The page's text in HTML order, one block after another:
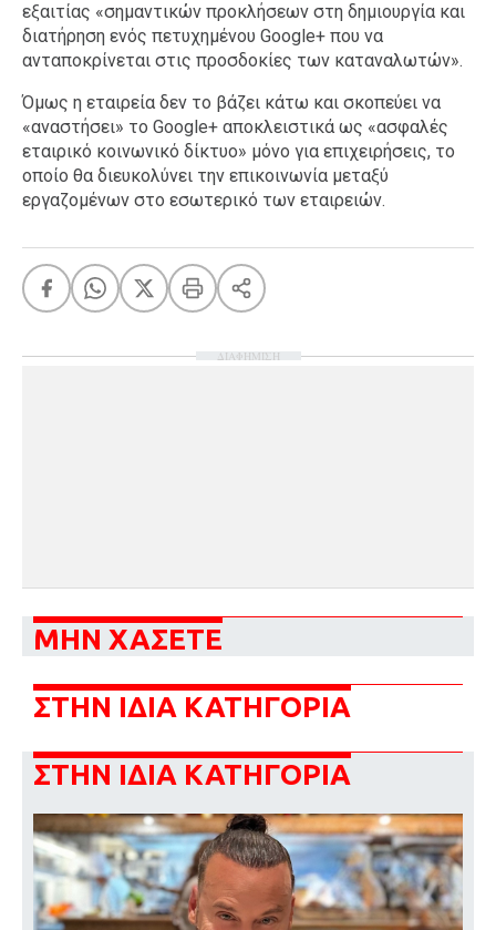
εξαιτίας «σημαντικών προκλήσεων στη δημιουργία και
διατήρηση ενός πετυχημένου Google+ που να
ανταποκρίνεται στις προσδοκίες των καταναλωτών».
Όμως η εταιρεία δεν το βάζει κάτω και σκοπεύει να
«αναστήσει» το Google+ αποκλειστικά ως «ασφαλές
εταιρικό κοινωνικό δίκτυο» μόνο για επιχειρήσεις, το
οποίο θα διευκολύνει την επικοινωνία μεταξύ
εργαζομένων στο εσωτερικό των εταιρειών.
ΔΙΑΦΗΜΙΣΗ
ΜΗΝ ΧΑΣΕΤΕ
ΣΤΗΝ ΙΔΙΑ ΚΑΤΗΓΟΡΙΑ
ΣΤΗΝ ΙΔΙΑ ΚΑΤΗΓΟΡΙΑ